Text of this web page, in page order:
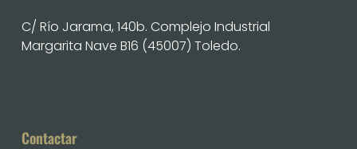
Contactar
C/ Río Jarama, 140b. Complejo Industrial
Margarita Nave B16 (45007) Toledo.